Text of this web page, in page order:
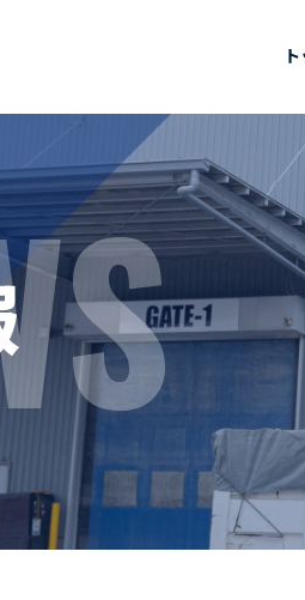
最新情報
お役立ちコラム
プライバシーポリ
お問い合わせ
よくある質問